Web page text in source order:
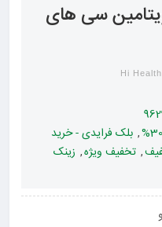
سی های
Hi
, بلک فرایدی - خرید
, تخفیف ویژه, زینک